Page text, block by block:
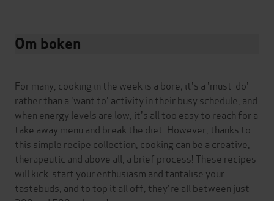
Om boken
For many, cooking in the week is a bore; it's a 'must-do'
rather than a 'want to' activity in their busy schedule, and
when energy levels are low, it's all too easy to reach for a
take away menu and break the diet. However, thanks to
this simple recipe collection, cooking can be a creative,
therapeutic and above all, a brief process! These recipes
will kick-start your enthusiasm and tantalise your
tastebuds, and to top it all off, they're all between just